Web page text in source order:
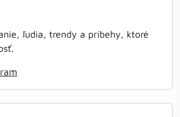
ľudia, trendy a príbehy, ktoré